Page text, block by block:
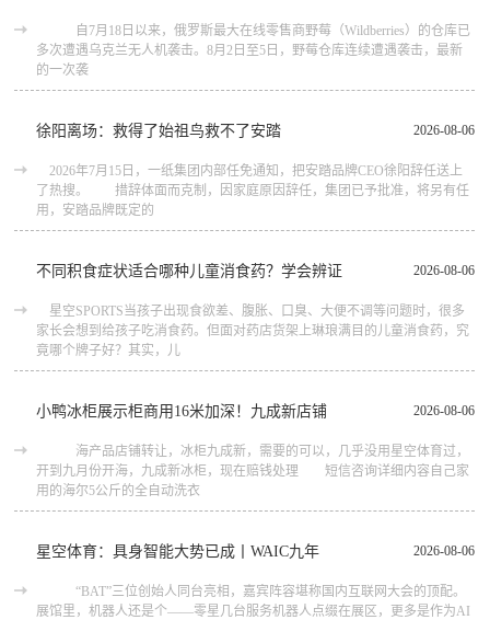
自7月18日以来，俄罗斯最大在线零售商野莓（Wildberries）的仓库已
多次遭遇乌克兰无人机袭击。8月2日至5日，野莓仓库连续遭遇袭击，最新
的一次袭
2026-08-06
徐阳离场：救得了始祖鸟救不了安踏
2026年7月15日，一纸集团内部任免通知，把安踏品牌CEO徐阳辞任送上
了热搜。 措辞体面而克制，因家庭原因辞任，集团已予批准，将另有任
用，安踏品牌既定的
2026-08-06
不同积食症状适合哪种儿童消食药？学会辨证
星空SPORTS当孩子出现食欲差、腹胀、口臭、大便不调等问题时，很多
家长会想到给孩子吃消食药。但面对药店货架上琳琅满目的儿童消食药，究
竟哪个牌子好？其实，儿
2026-08-06
小鸭冰柜展示柜商用16米加深！九成新店铺
海产品店铺转让，冰柜九成新，需要的可以，几乎没用星空体育过，
开到九月份开海，九成新冰柜，现在赔钱处理 短信咨询详细内容自己家
用的海尔5公斤的全自动洗衣
2026-08-06
星空体育：具身智能大势已成丨WAIC九年
“BAT”三位创始人同台亮相，嘉宾阵容堪称国内互联网大会的顶配。
展馆里，机器人还是个——零星几台服务机器人点缀在展区，更多是作为AI